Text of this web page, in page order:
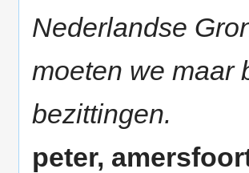
Nederlandse
moeten we maar
bezittingen.
peter,